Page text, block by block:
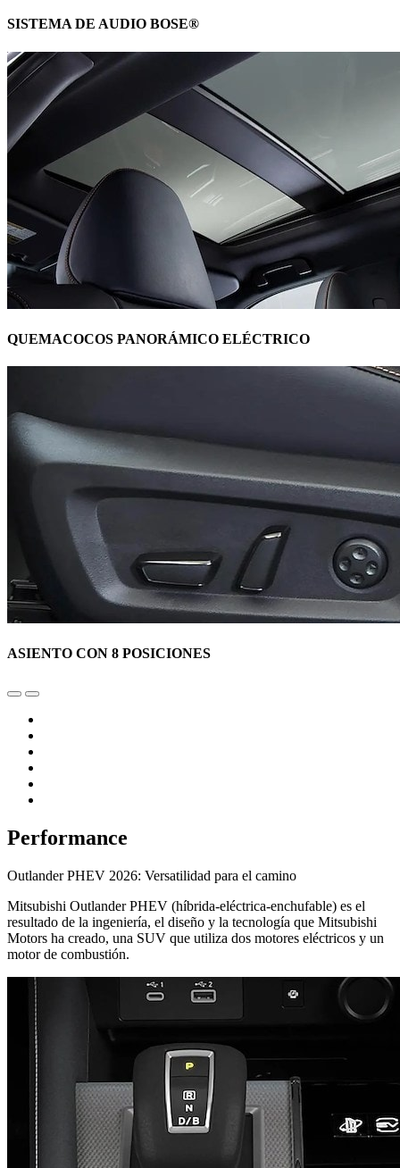
SISTEMA DE AUDIO BOSE®
QUEMACOCOS PANORÁMICO ELÉCTRICO
ASIENTO CON 8 POSICIONES
Performance
Outlander PHEV 2026: Versatilidad para el camino
Mitsubishi Outlander PHEV (híbrida-eléctrica-enchufable) es el
resultado de la ingeniería, el diseño y la tecnología que Mitsubishi
Motors ha creado, una SUV que utiliza dos motores eléctricos y un
motor de combustión.